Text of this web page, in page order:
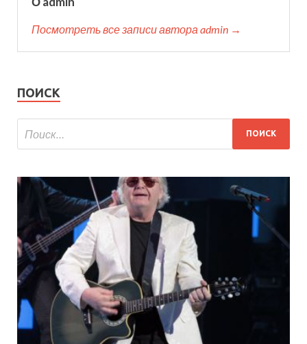
Посмотреть все записи автора admin →
ПОИСК